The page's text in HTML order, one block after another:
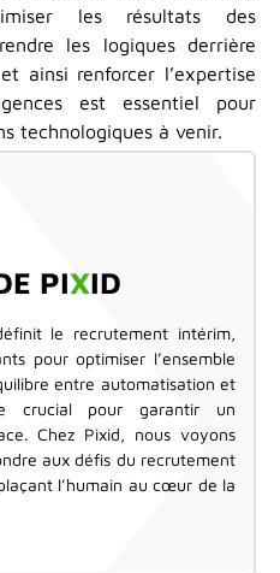
les résultats des
les logiques derrière
ainsi renforcer l’expertise
est essentiel pour
technologiques à venir.
PIXID
le recrutement intérim,
pour optimiser l’ensemble
entre automatisation et
crucial pour garantir un
Chez Pixid, nous voyons
aux défis du recrutement
l’humain au cœur de la